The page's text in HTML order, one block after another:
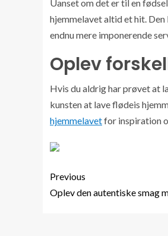
Uanset om det er til en
hjemmelavet altid et hit. Den
endnu mere imponerende
Oplev
Hvis du aldrig har prøvet at
kunsten at lave flødeis
hjemmelavetfor inspiration
Previous
Oplev den autentiske smag